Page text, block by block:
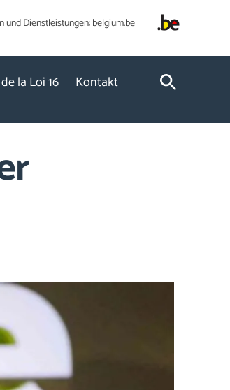
Dienstleistungen:belgium.be
la Loi 16 Kontakt